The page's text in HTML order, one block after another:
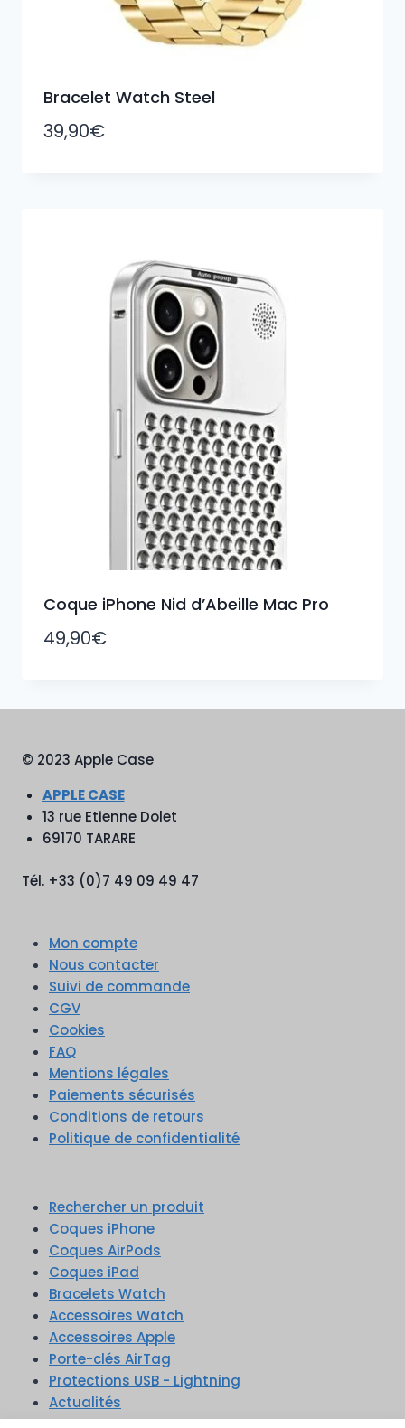
Bracelet Watch Steel
39,90€
Coque iPhone Nid d’Abeille Mac Pro
49,90€
© 2023 Apple Case
APPLE CASE
13 rue Etienne Dolet
69170 TARARE
Tél. +33 (0)7 49 09 49 47
Mon compte
Nous contacter
Suivi de commande
CGV
Cookies
FAQ
Mentions légales
Paiements sécurisés
Conditions de retours
Politique de confidentialité
Rechercher un produit
Coques iPhone
Coques AirPods
Coques iPad
Bracelets Watch
Accessoires Watch
Accessoires Apple
Porte-clés AirTag
Protections USB - Lightning
Actualités